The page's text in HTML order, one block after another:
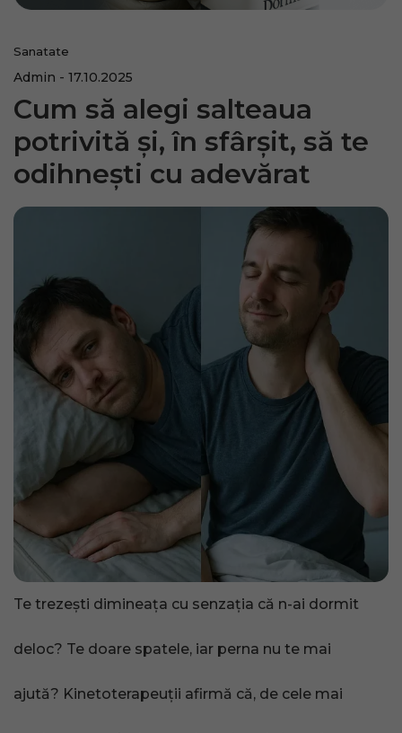
Sanatate
Admin 17.10.2025
Cum să alegi salteaua
potrivită și, în sfârșit, să te
odihnești cu adevărat
Te trezești dimineața cu senzația că n-ai dormit
deloc? Te doare spatele, iar perna nu te mai
ajută? Kinetoterapeuții afirmă că, de cele mai